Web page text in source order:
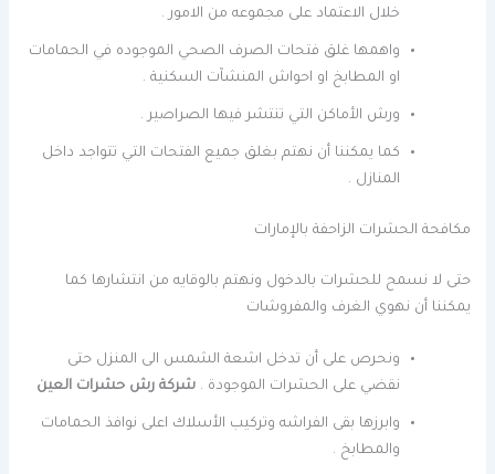
خلال الاعتماد على مجموعه من الامور .
واهمها غلق فتحات الصرف الصحي الموجوده في الحمامات
او المطابخ او احواش المنشآت السكنية .
ورش الأماكن التي تنتشر فيها الصراصير .
كما يمكننا أن نهتم بغلق جميع الفتحات التي تتواجد داخل
المنازل .
مكافحة الحشرات الزاحفة بالإمارات
حتى لا نسمح للحشرات بالدخول ونهتم بالوقايه من انتشارها كما
يمكننا أن نهوي الغرف والمفروشات
ونحرص على أن تدخل اشعة الشمس الى المنزل حتى
نقضي على الحشرات الموجودة .شركة رش حشرات العين
وابرزها بقى الفراشه وتركيب الأسلاك اعلى نوافذ الحمامات
والمطابخ .